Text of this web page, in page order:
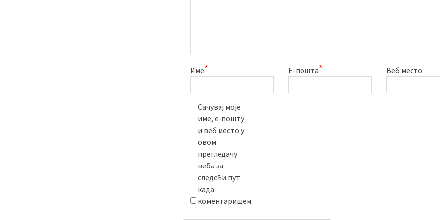
Име* Е-пошта* Веб место
Сачувај моје
име, е-пошту
и веб место у
овом
прегледачу
веба за
следећи пут
када
коментаришем.